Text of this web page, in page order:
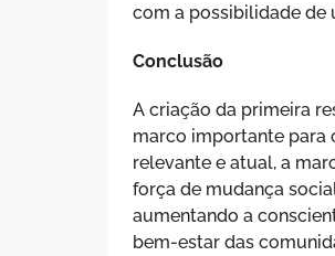
com a possibilidade de
Conclusão
A criação da primeira
marco importante para
relevante e atual, a
força de mudança
aumentando a
bem-estar das